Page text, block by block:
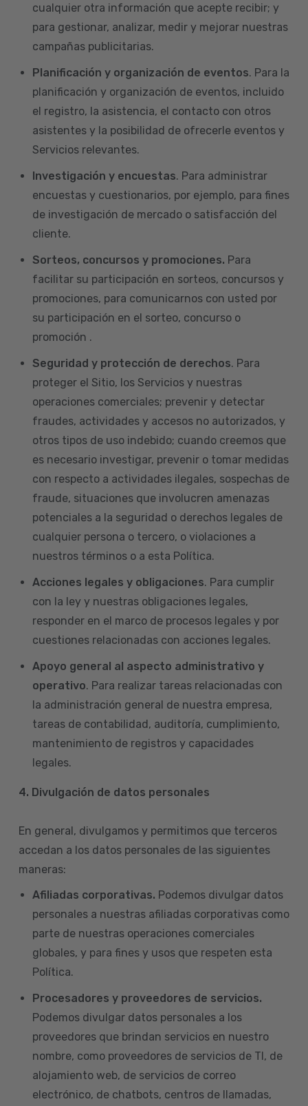
cualquier otra información que acepte recibir; y
para gestionar, analizar, medir y mejorar nuestras
campañas publicitarias.
Planificación y organización de eventos. Para la
planificación y organización de eventos, incluido
el registro, la asistencia, el contacto con otros
asistentes y la posibilidad de ofrecerle eventos y
Servicios relevantes.
Investigación y encuestas. Para administrar
encuestas y cuestionarios, por ejemplo, para fines
de investigación de mercado o satisfacción del
cliente.
Sorteos, concursos y promociones. Para
facilitar su participación en sorteos, concursos y
promociones, para comunicarnos con usted por
su participación en el sorteo, concurso o
promoción .
Seguridad y protección de derechos. Para
proteger el Sitio, los Servicios y nuestras
operaciones comerciales; prevenir y detectar
fraudes, actividades y accesos no autorizados, y
otros tipos de uso indebido; cuando creemos que
es necesario investigar, prevenir o tomar medidas
con respecto a actividades ilegales, sospechas de
fraude, situaciones que involucren amenazas
potenciales a la seguridad o derechos legales de
cualquier persona o tercero, o violaciones a
nuestros términos o a esta Política.
Acciones legales y obligaciones. Para cumplir
con la ley y nuestras obligaciones legales,
responder en el marco de procesos legales y por
cuestiones relacionadas con acciones legales.
Apoyo general al aspecto administrativo y
operativo. Para realizar tareas relacionadas con
la administración general de nuestra empresa,
tareas de contabilidad, auditoría, cumplimiento,
mantenimiento de registros y capacidades
legales.
4. Divulgación de datos personales
En general, divulgamos y permitimos que terceros
accedan a los datos personales de las siguientes
maneras:
Afiliadas corporativas. Podemos divulgar datos
personales a nuestras afiliadas corporativas como
parte de nuestras operaciones comerciales
globales, y para fines y usos que respeten esta
Política.
Procesadores y proveedores de servicios.
Podemos divulgar datos personales a los
proveedores que brindan servicios en nuestro
nombre, como proveedores de servicios de TI, de
alojamiento web, de servicios de correo
electrónico, de chatbots, centros de llamadas,